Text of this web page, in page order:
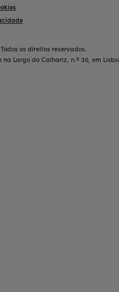
os direitos reservados.
na Largo do Calhariz, n.º 30, em